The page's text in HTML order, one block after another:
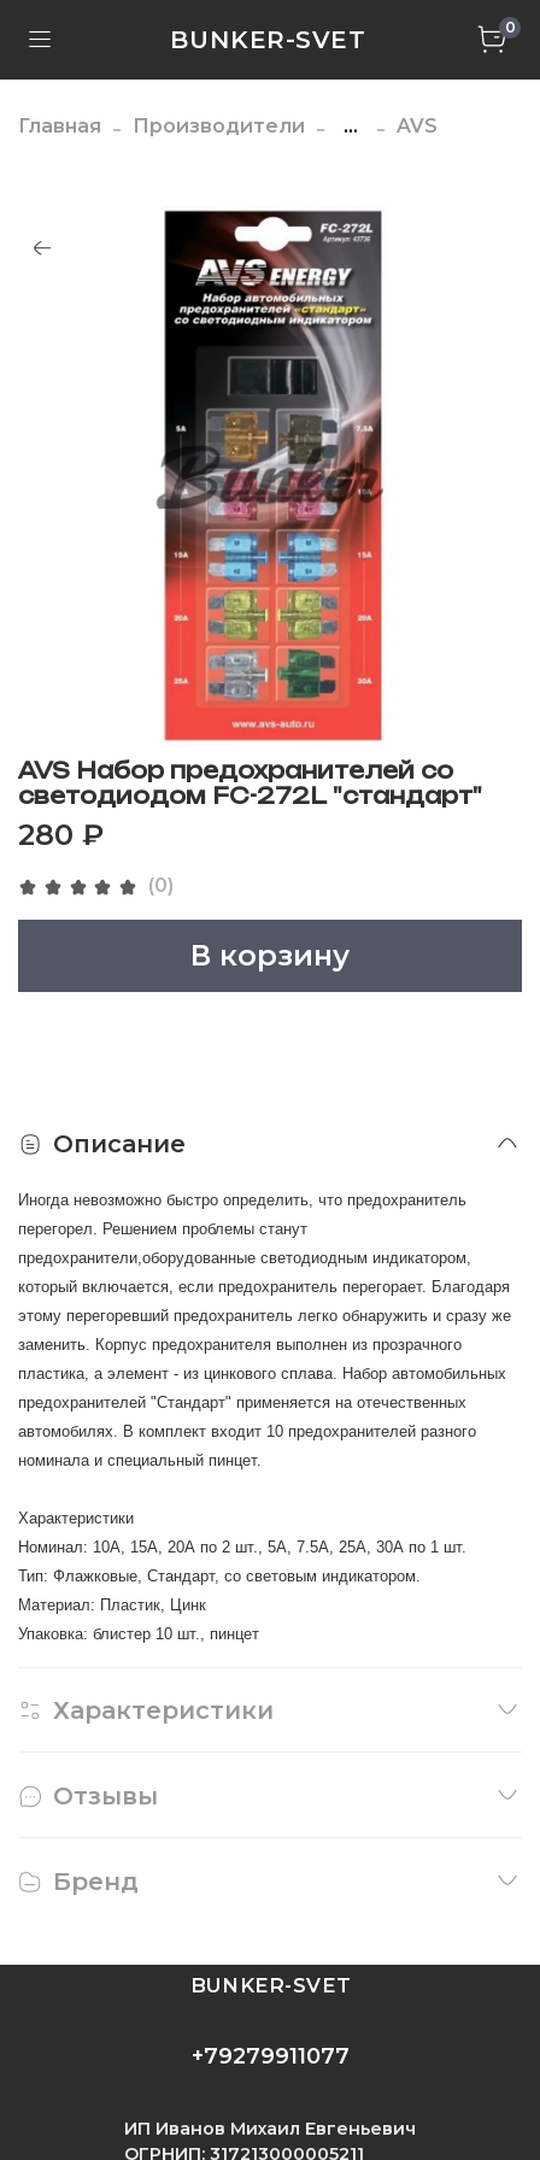
BUNKER-SVET 0
Главная Производители ... AVS
(0)
AVS Набор предохранителей со
светодиодом FC-272L "стандарт"
280 ₽
В корзину
Описание
Иногда невозможно быстро определить, что предохранитель
перегорел. Решением проблемы станут
предохранители,оборудованные светодиодным индикатором,
который включается, если предохранитель перегорает. Благодаря
этому перегоревший предохранитель легко обнаружить и сразу же
заменить. Корпус предохранителя выполнен из прозрачного
пластика, а элемент - из цинкового сплава. Набор автомобильных
предохранителей "Стандарт" применяется на отечественных
автомобилях. В комплект входит 10 предохранителей разного
номинала и специальный пинцет.
Характеристики
Номинал: 10A, 15А, 20А по 2 шт., 5A, 7.5A, 25А, 30А по 1 шт.
Тип: Флажковые, Стандарт, со световым индикатором.
Материал: Пластик, Цинк
Упаковка: блистер 10 шт., пинцет
Характеристики
Отзывы
Бренд
+79279911077
BUNKER-SVET
ИП Иванов Михаил Евгеньевич
ОГРНИП: 317213000005211